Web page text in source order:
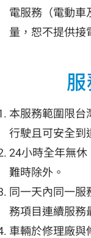
電服務（電動車
量，恕不提供接
本服務範圍限台
行駛且可安全到
24小時全年無
難時除外。
同一天內同一服
務項目連續服務
車輛於修理廠與